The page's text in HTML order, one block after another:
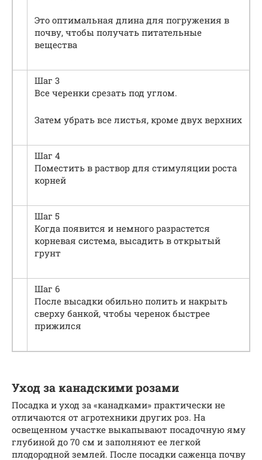
Это оптимальная длина для погружения в
почву, чтобы получать питательные
вещества
Шаг 3
Все черенки срезать под углом.
Затем убрать все листья, кроме двух верхних
Шаг 4
Поместить в раствор для стимуляции роста
корней
Шаг 5
Когда появится и немного разрастется
корневая система, высадить в открытый
грунт
Шаг 6
После высадки обильно полить и накрыть
сверху банкой, чтобы черенок быстрее
прижился
Уход за канадскими розами
Посадка и уход за «канадками» практически не
отличаются от агротехники других роз. На
освещенном участке выкапывают посадочную яму
глубиной до 70 см и заполняют ее легкой
плодородной землей. После посадки саженца почву